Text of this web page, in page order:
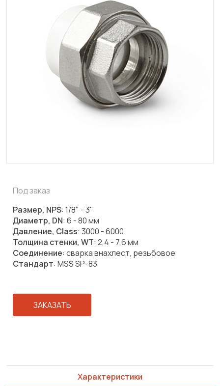
Под заказ
Размер, NPS: 1/8" - 3"
Диаметр, DN: 6 - 80 мм
Давление, Class: 3000 - 6000
Толщина стенки, WT: 2,4 - 7,6 мм
Соединение: сварка внахлест, резьбовое
Стандарт: MSS SP-83
ЗАКАЗАТЬ
Характеристики